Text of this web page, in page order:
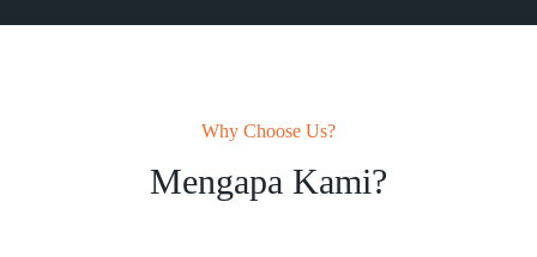
Why Choose Us?
Mengapa Kami?